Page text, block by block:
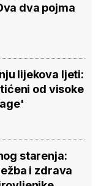
dva pojma
lijekova ljeti:
od visoke
starenja:
i zdrava